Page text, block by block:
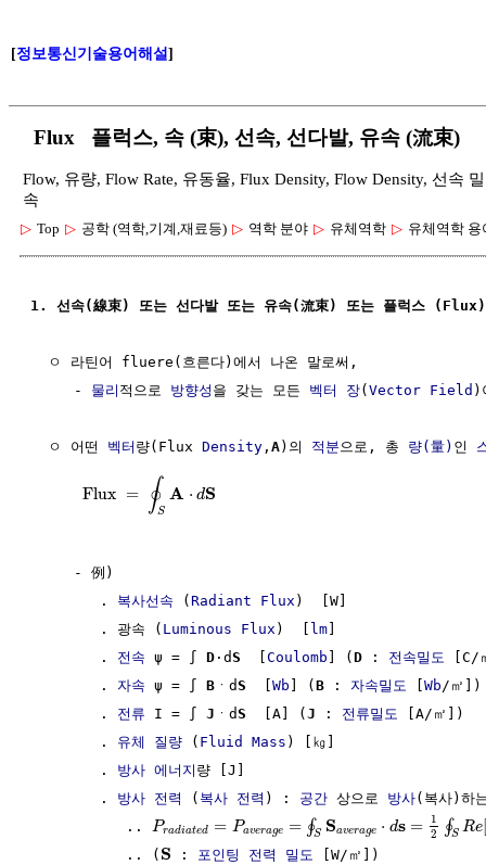
[정보통신기술용어해설]
Flux 플럭스, 속 (束), 선속, 선다발, 유속 (流束)
Flow, 유량, Flow Rate, 유동율, Flux Density, Flow Density, 선속
속
▷ Top ▷ 공학 (역학,기계,재료등) ▷ 역학 분야 ▷ 유체역학 ▷ 유체역학 용
1. 선속(線束) 또는 선다발 또는 유속(流束) 또는 플럭스
  ㅇ 라틴어 fluere(흐른다)에서 나온 말로써,
     -
물리 적으로 방향성 을 갖는 모든 벡터 장(Vector Field )
  ㅇ 어떤
벡터 량(Flux Density , A)의 적분 으로, 총 량(量) 인
Flux = ∮S
A ⋅ dS
     - 例)
        .
복사선속 (Radiant Flux )  [W]
        . 광속 (
Luminous Flux )  [ lm]
        .
전속 ψ = ∫ D ·dS
  [
Coulomb ] (D : 전속밀도
[C/
        .
자속 ψ = ∫ B ㆍdS
  [
Wb ] (B : 자속밀도 [Wb /㎡])
        .
전류 I = ∫ J ㆍdS
  [A] (
J : 전류밀도
[A/㎡])
        .
유체 질량 ( Fluid Mass ) [㎏]
        .
방사 에너지 량 [J]
        .
방사 전력 ( 복사 전력 ) : 공간 상으로 방사(복사)하
           ..
Pradiated = Paverage = ∮S Saverage ⋅ ds =
1
2
∮S Re
           .. (
S : 포인팅 전력 밀도 [W/㎡])